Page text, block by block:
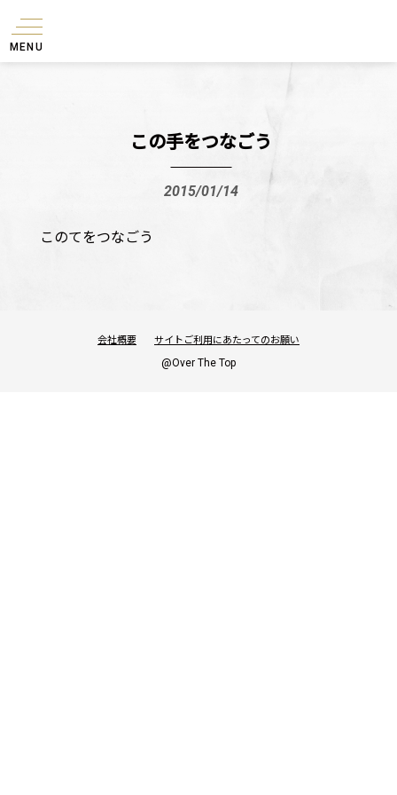
MENU
この手をつなごう
2015/01/14
このてをつなごう
会社概要 サイトご利用にあたってのお願い
@Over The Top